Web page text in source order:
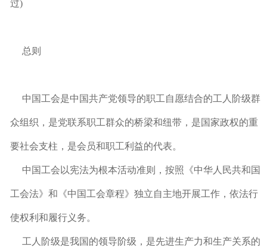
过)
总则
中国工会是中国共产党领导的职工自愿结合的工人阶级群
众组织，是党联系职工群众的桥梁和纽带，是国家政权的重
要社会支柱，是会员和职工利益的代表。
中国工会以宪法为根本活动准则，按照《中华人民共和国
工会法》和《中国工会章程》独立自主地开展工作，依法行
使权利和履行义务。
工人阶级是我国的领导阶级，是先进生产力和生产关系的